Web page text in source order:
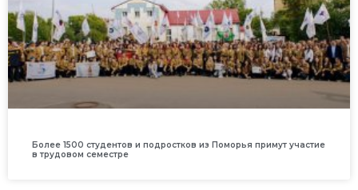
Более 1500 студентов и подростков из Поморья примут участие
в трудовом семестре